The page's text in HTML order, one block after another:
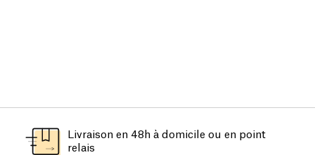
Livraison en 48h à domicile ou en point
relais